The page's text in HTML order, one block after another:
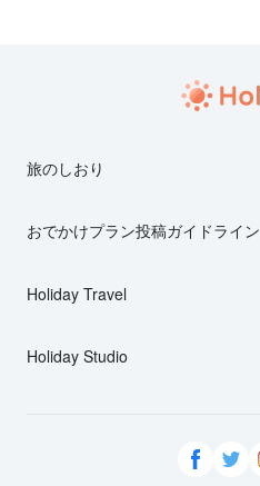
旅のしおり
おでかけプラン投稿ガイドライン
Holiday Travel
Holiday Studio